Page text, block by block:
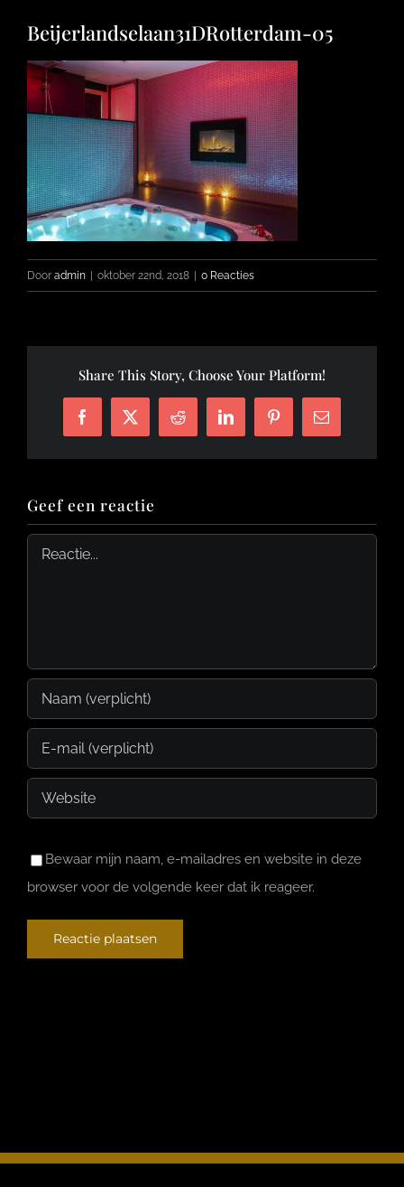
FOTO’S
INFO
OPENINGSTIJDEN
CONTACT
Beijerlandselaan31DRotterdam-05
Door admin oktober 22nd, 2018 0 Reacties
Share This Story, Choose Your Platform!
Facebook
X Reddit LinkedInPinterest
E-
mail
Geef een reactie
Reactie
Bewaar mijn naam, e-mailadres en website in deze
browser voor de volgende keer dat ik reageer.